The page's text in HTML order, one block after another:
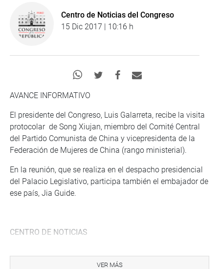
Centro de Noticias del Congreso
15 Dic 2017 | 10:16 h
AVANCE INFORMATIVO
El presidente del Congreso, Luis Galarreta, recibe la visita
protocolar de Song Xiujan, miembro del Comité Central
del Partido Comunista de China y vicepresidenta de la
Federación de Mujeres de China (rango ministerial).
En la reunión, que se realiza en el despacho presidencial
del Palacio Legislativo, participa también el embajador de
ese país, Jia Guide.
CENTRO DE NOTICIAS
VER MÁS